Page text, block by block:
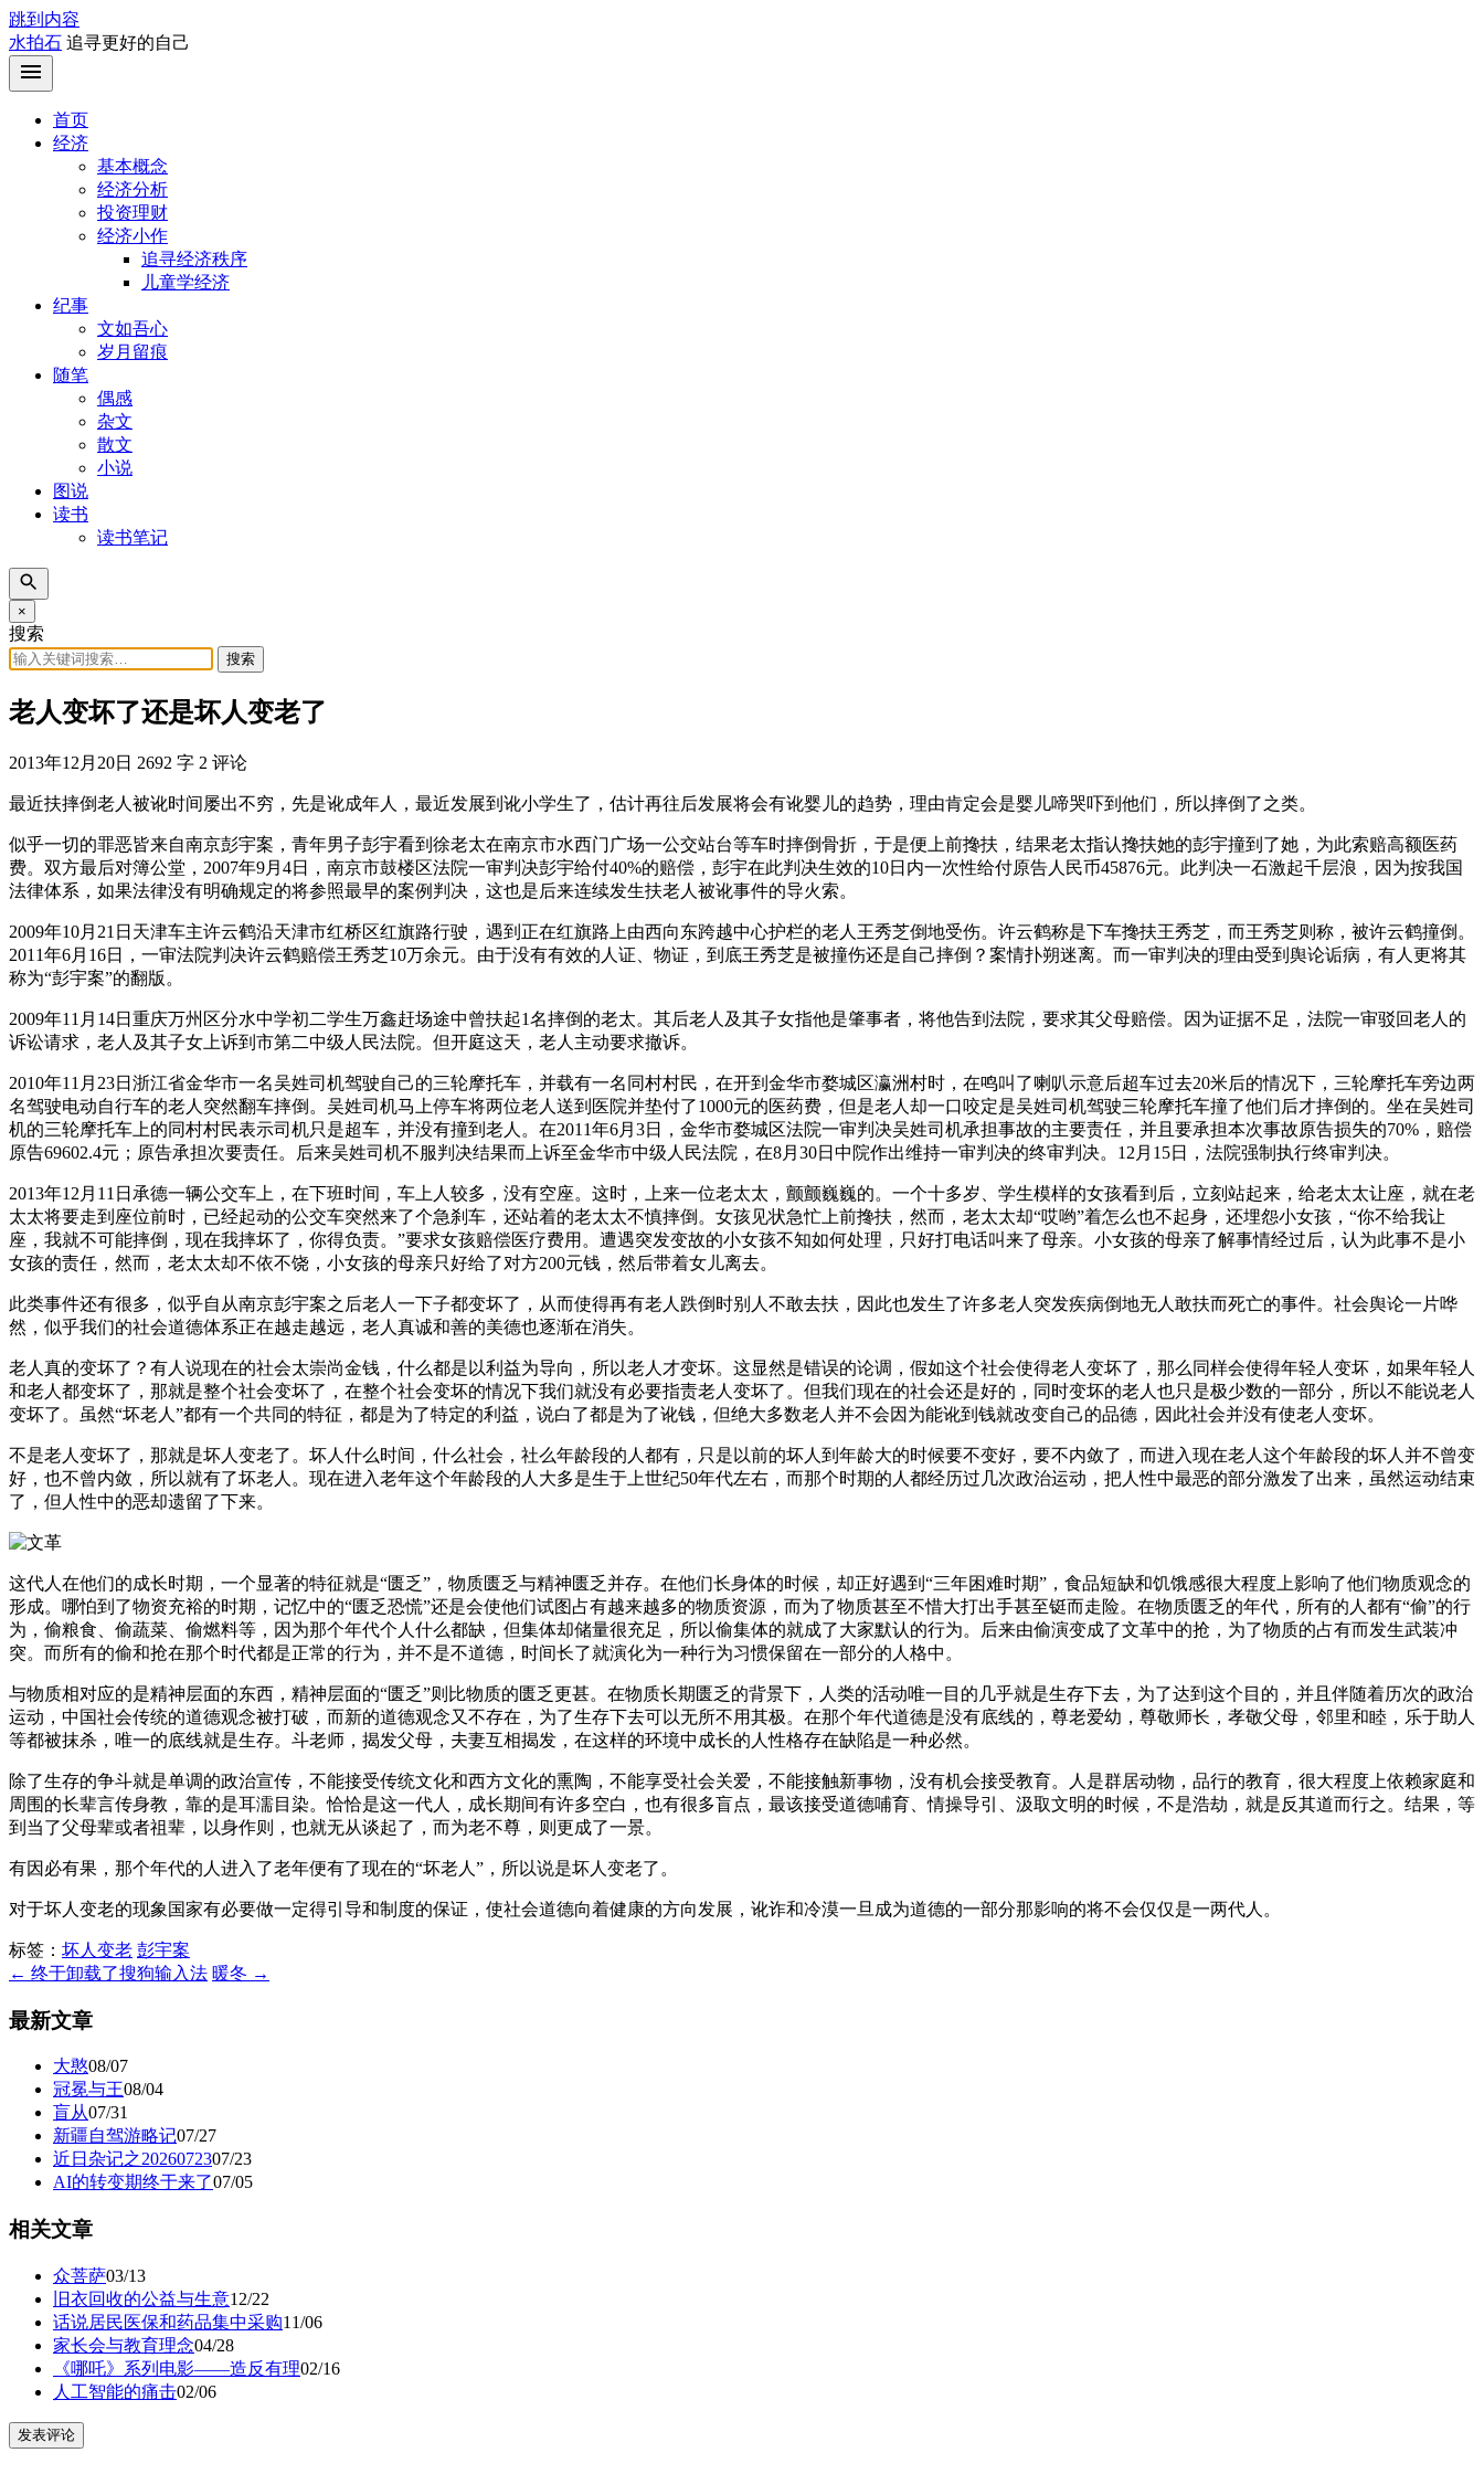
跳到内容
水拍石 追寻更好的自己
首页
经济
基本概念
经济分析
投资理财
经济小作
追寻经济秩序
儿童学经济
纪事
文如吾心
岁月留痕
随笔
偶感
杂文
散文
小说
图说
读书
读书笔记
×
搜索
搜索
老人变坏了还是坏人变老了
2013年12月20日 2692 字 2 评论
最近扶摔倒老人被讹时间屡出不穷，先是讹成年人，最近发展到讹小学生了，估计再往后发展将会有讹婴儿的趋势，理由肯定会是婴儿啼哭吓到他们，所以摔倒了之类。
似乎一切的罪恶皆来自南京彭宇案，青年男子彭宇看到徐老太在南京市水西门广场一公交站台等车时摔倒骨折，于是便上前搀扶，结果老太指认搀扶她的彭宇撞到了她，为此索赔高额医药
费。双方最后对簿公堂，2007年9月4日，南京市鼓楼区法院一审判决彭宇给付40%的赔偿，彭宇在此判决生效的10日内一次性给付原告人民币45876元。此判决一石激起千层浪，因为按我国
法律体系，如果法律没有明确规定的将参照最早的案例判决，这也是后来连续发生扶老人被讹事件的导火索。
2009年10月21日天津车主许云鹤沿天津市红桥区红旗路行驶，遇到正在红旗路上由西向东跨越中心护栏的老人王秀芝倒地受伤。许云鹤称是下车搀扶王秀芝，而王秀芝则称，被许云鹤撞倒。
2011年6月16日，一审法院判决许云鹤赔偿王秀芝10万余元。由于没有有效的人证、物证，到底王秀芝是被撞伤还是自己摔倒？案情扑朔迷离。而一审判决的理由受到舆论诟病，有人更将其
称为“彭宇案”的翻版。
2009年11月14日重庆万州区分水中学初二学生万鑫赶场途中曾扶起1名摔倒的老太。其后老人及其子女指他是肇事者，将他告到法院，要求其父母赔偿。因为证据不足，法院一审驳回老人的
诉讼请求，老人及其子女上诉到市第二中级人民法院。但开庭这天，老人主动要求撤诉。
2010年11月23日浙江省金华市一名吴姓司机驾驶自己的三轮摩托车，并载有一名同村村民，在开到金华市婺城区瀛洲村时，在鸣叫了喇叭示意后超车过去20米后的情况下，三轮摩托车旁边两
名驾驶电动自行车的老人突然翻车摔倒。吴姓司机马上停车将两位老人送到医院并垫付了1000元的医药费，但是老人却一口咬定是吴姓司机驾驶三轮摩托车撞了他们后才摔倒的。坐在吴姓司
机的三轮摩托车上的同村村民表示司机只是超车，并没有撞到老人。在2011年6月3日，金华市婺城区法院一审判决吴姓司机承担事故的主要责任，并且要承担本次事故原告损失的70%，赔偿
原告69602.4元；原告承担次要责任。后来吴姓司机不服判决结果而上诉至金华市中级人民法院，在8月30日中院作出维持一审判决的终审判决。12月15日，法院强制执行终审判决。
2013年12月11日承德一辆公交车上，在下班时间，车上人较多，没有空座。这时，上来一位老太太，颤颤巍巍的。一个十多岁、学生模样的女孩看到后，立刻站起来，给老太太让座，就在老
太太将要走到座位前时，已经起动的公交车突然来了个急刹车，还站着的老太太不慎摔倒。女孩见状急忙上前搀扶，然而，老太太却“哎哟”着怎么也不起身，还埋怨小女孩，“你不给我让
座，我就不可能摔倒，现在我摔坏了，你得负责。”要求女孩赔偿医疗费用。遭遇突发变故的小女孩不知如何处理，只好打电话叫来了母亲。小女孩的母亲了解事情经过后，认为此事不是小
女孩的责任，然而，老太太却不依不饶，小女孩的母亲只好给了对方200元钱，然后带着女儿离去。
此类事件还有很多，似乎自从南京彭宇案之后老人一下子都变坏了，从而使得再有老人跌倒时别人不敢去扶，因此也发生了许多老人突发疾病倒地无人敢扶而死亡的事件。社会舆论一片哗
然，似乎我们的社会道德体系正在越走越远，老人真诚和善的美德也逐渐在消失。
老人真的变坏了？有人说现在的社会太崇尚金钱，什么都是以利益为导向，所以老人才变坏。这显然是错误的论调，假如这个社会使得老人变坏了，那么同样会使得年轻人变坏，如果年轻人
和老人都变坏了，那就是整个社会变坏了，在整个社会变坏的情况下我们就没有必要指责老人变坏了。但我们现在的社会还是好的，同时变坏的老人也只是极少数的一部分，所以不能说老人
变坏了。虽然“坏老人”都有一个共同的特征，都是为了特定的利益，说白了都是为了讹钱，但绝大多数老人并不会因为能讹到钱就改变自己的品德，因此社会并没有使老人变坏。
不是老人变坏了，那就是坏人变老了。坏人什么时间，什么社会，社么年龄段的人都有，只是以前的坏人到年龄大的时候要不变好，要不内敛了，而进入现在老人这个年龄段的坏人并不曾变
好，也不曾内敛，所以就有了坏老人。现在进入老年这个年龄段的人大多是生于上世纪50年代左右，而那个时期的人都经历过几次政治运动，把人性中最恶的部分激发了出来，虽然运动结束
了，但人性中的恶却遗留了下来。
这代人在他们的成长时期，一个显著的特征就是“匮乏”，物质匮乏与精神匮乏并存。在他们长身体的时候，却正好遇到“三年困难时期”，食品短缺和饥饿感很大程度上影响了他们物质观念的
形成。哪怕到了物资充裕的时期，记忆中的“匮乏恐慌”还是会使他们试图占有越来越多的物质资源，而为了物质甚至不惜大打出手甚至铤而走险。在物质匮乏的年代，所有的人都有“偷”的行
为，偷粮食、偷蔬菜、偷燃料等，因为那个年代个人什么都缺，但集体却储量很充足，所以偷集体的就成了大家默认的行为。后来由偷演变成了文革中的抢，为了物质的占有而发生武装冲
突。而所有的偷和抢在那个时代都是正常的行为，并不是不道德，时间长了就演化为一种行为习惯保留在一部分的人格中。
与物质相对应的是精神层面的东西，精神层面的“匮乏”则比物质的匮乏更甚。在物质长期匮乏的背景下，人类的活动唯一目的几乎就是生存下去，为了达到这个目的，并且伴随着历次的政治
运动，中国社会传统的道德观念被打破，而新的道德观念又不存在，为了生存下去可以无所不用其极。在那个年代道德是没有底线的，尊老爱幼，尊敬师长，孝敬父母，邻里和睦，乐于助人
等都被抹杀，唯一的底线就是生存。斗老师，揭发父母，夫妻互相揭发，在这样的环境中成长的人性格存在缺陷是一种必然。
除了生存的争斗就是单调的政治宣传，不能接受传统文化和西方文化的熏陶，不能享受社会关爱，不能接触新事物，没有机会接受教育。人是群居动物，品行的教育，很大程度上依赖家庭和
周围的长辈言传身教，靠的是耳濡目染。恰恰是这一代人，成长期间有许多空白，也有很多盲点，最该接受道德哺育、情操导引、汲取文明的时候，不是浩劫，就是反其道而行之。结果，等
到当了父母辈或者祖辈，以身作则，也就无从谈起了，而为老不尊，则更成了一景。
有因必有果，那个年代的人进入了老年便有了现在的“坏老人”，所以说是坏人变老了。
对于坏人变老的现象国家有必要做一定得引导和制度的保证，使社会道德向着健康的方向发展，讹诈和冷漠一旦成为道德的一部分那影响的将不会仅仅是一两代人。
标签： 坏人变老 彭宇案
← 终于卸载了搜狗输入法 暖冬 →
最新文章
大憨08/07
冠冕与王08/04
盲从07/31
新疆自驾游略记07/27
近日杂记之2026072307/23
AI的转变期终于来了07/05
相关文章
众菩萨03/13
旧衣回收的公益与生意12/22
话说居民医保和药品集中采购11/06
家长会与教育理念04/28
《哪吒》系列电影——造反有理02/16
人工智能的痛击02/06
发表评论